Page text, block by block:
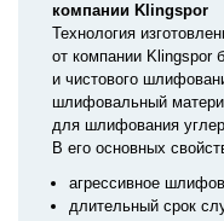
компании Klingspor
Технология
от компании Klingspor
и чистового
шлифовальный
для шлифования
В его основных
агрессивное
длительный срок